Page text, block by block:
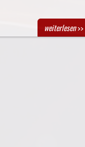
weiterlesen>>